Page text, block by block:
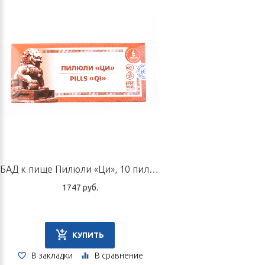
инфекций;
при пастозности, задержке жидкости на фоне пустоты
ци и ян селезенки;
при реабилитации пациентов после болезней сердца,
Способ применения и дозы
Взрослым 2 чайные ложки развести в теплой воде. Принимать
принимать более 2-х недель без перерыва.
Форма выпуска
Флакон 100 мл.
БАД к пище Пилюли «Ци», 10 пилюль по 9 г
1747 руб.
КУПИТЬ
В закладки В сравнение